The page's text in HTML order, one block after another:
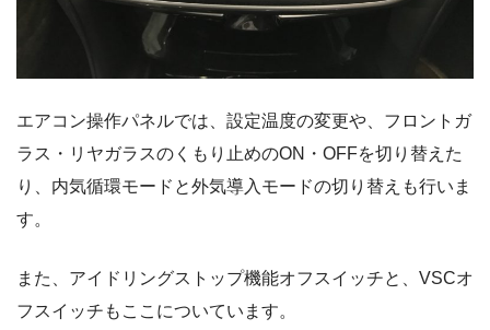
エアコン操作パネルでは、設定温度の変更や、フロントガ
ラス・リヤガラスのくもり止めのON・OFFを切り替えた
り、内気循環モードと外気導入モードの切り替えも行いま
す。
また、アイドリングストップ機能オフスイッチと、VSCオ
フスイッチもここについています。